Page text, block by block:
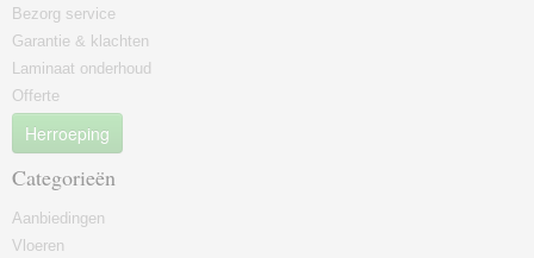
Bezorg service
Garantie & klachten
Laminaat onderhoud
Offerte
Herroeping
Categorieën
Aanbiedingen
Vloeren